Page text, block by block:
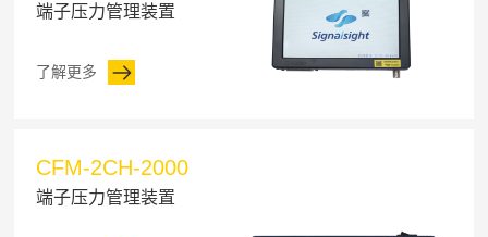
端子压力管理装置
了解更多
CFM-2CH-2000
端子压力管理装置